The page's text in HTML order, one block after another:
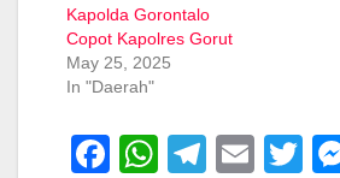
Kapolda Gorontalo
Copot Kapolres Gorut
May 25, 2025
In "Daerah"
F
W
T
E
T